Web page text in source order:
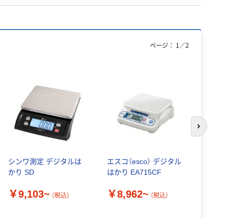
シンワ測定 デジタルは
かり SD
￥9,103~ （税込）
エスコ（esco） デジタル
はかり EA715CF
￥8,962~ （税込）
ページ： 1 ／2
次のスライド